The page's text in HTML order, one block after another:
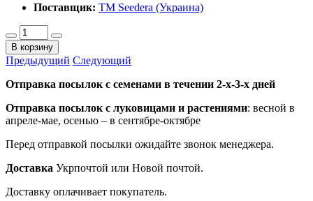
Поставщик: ТМ Seedera (Украина)
В корзину
Предыдущий Следующий
Отправка посылок с семенами в течении 2-х-3-х дней
Отправка посылок с луковицами и растениями: весной в
апреле-мае, осенью – в сентябре-октябре
Перед отправкой посылки ожидайте звонок менеджера.
Доставка Укрпочтой или Новой почтой.
Доставку оплачивает покупатель.